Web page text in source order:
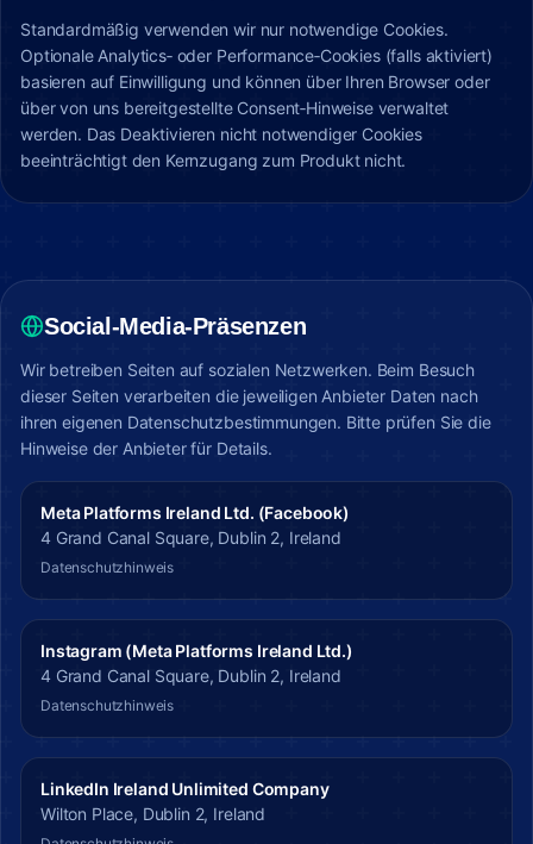
Standardmäßig verwenden wir nur notwendige Cookies.
Optionale Analytics‑ oder Performance‑Cookies (falls aktiviert)
basieren auf Einwilligung und können über Ihren Browser oder
über von uns bereitgestellte Consent‑Hinweise verwaltet
werden. Das Deaktivieren nicht notwendiger Cookies
beeinträchtigt den Kernzugang zum Produkt nicht.
Social‑Media‑Präsenzen
Wir betreiben Seiten auf sozialen Netzwerken. Beim Besuch
dieser Seiten verarbeiten die jeweiligen Anbieter Daten nach
ihren eigenen Datenschutzbestimmungen. Bitte prüfen Sie die
Hinweise der Anbieter für Details.
Meta Platforms Ireland Ltd. (Facebook)
4 Grand Canal Square, Dublin 2, Ireland
Datenschutzhinweis
Instagram (Meta Platforms Ireland Ltd.)
4 Grand Canal Square, Dublin 2, Ireland
Datenschutzhinweis
LinkedIn Ireland Unlimited Company
Wilton Place, Dublin 2, Ireland